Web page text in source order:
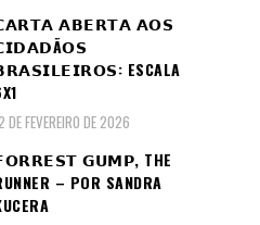
𝗔𝗕𝗘𝗥𝗧𝗔 𝗔𝗢𝗦
ESCALA
DE FEVEREIRO DE 2026
𝗚𝗨𝗠𝗣, THE
– POR SANDRA